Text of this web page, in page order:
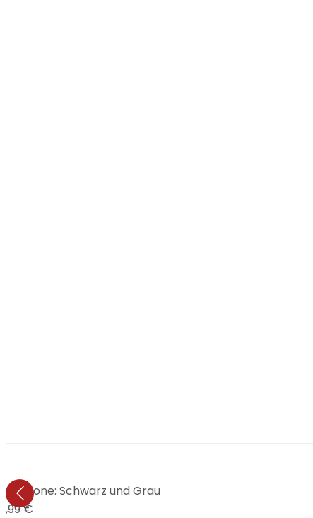
Schwarz und Grau
€